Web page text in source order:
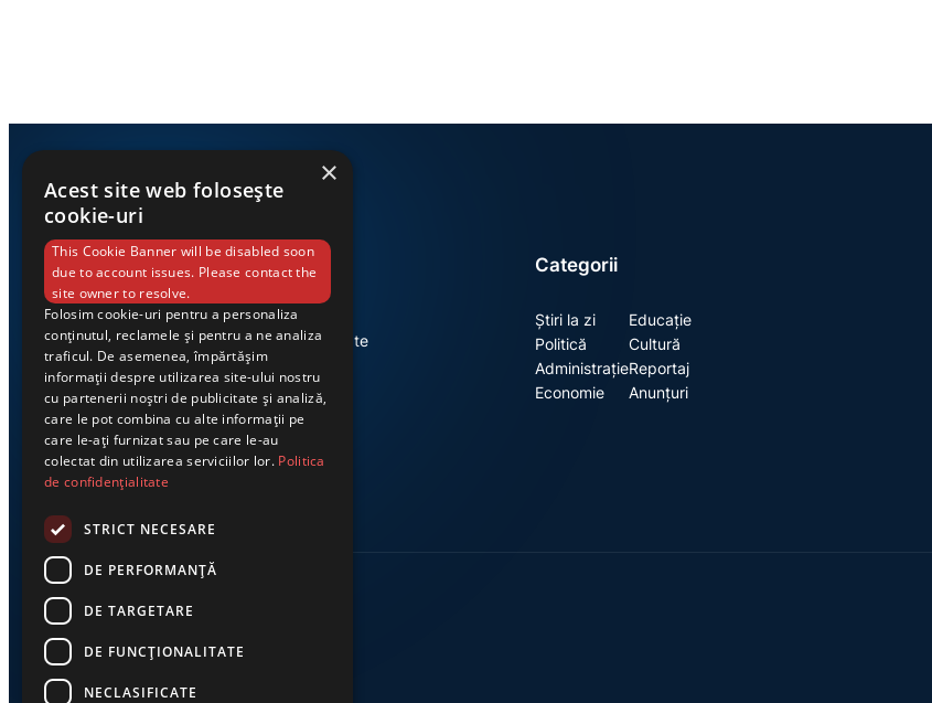
Știri din Valea Jiului, prezentate
corect și la timp. Ziarul Exclusiv te
conectează zi de zi la cele mai
importante evenimente din
regiune.
Categorii
Știri la zi
Politică
Administrație
Economie
Educație
Cultură
Reportaj
Anunțuri
×
Acest site web folosește
cookie-uri
This Cookie Banner will be disabled soon
due to account issues. Please contact the
site owner to resolve.
Folosim cookie-uri pentru a personaliza
conținutul, reclamele și pentru a ne analiza
traficul. De asemenea, împărtășim
informații despre utilizarea site-ului nostru
cu partenerii noștri de publicitate și analiză,
care le pot combina cu alte informații pe
care le-ați furnizat sau pe care le-au
colectat din utilizarea serviciilor lor. Politica
de confidențialitate
STRICT NECESARE
DE PERFORMANȚĂ
DE TARGETARE
DE FUNCŢIONALITATE
NECLASIFICATE